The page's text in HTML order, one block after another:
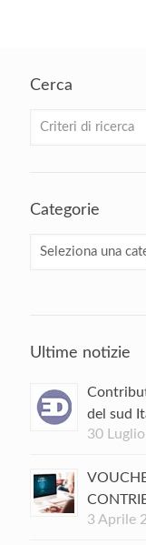
Cerca
Categorie
Ultime notizie
del sud
30
3 Aprile